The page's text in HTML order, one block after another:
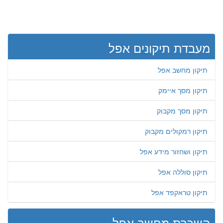
מעבדת תיקונים אפל
תיקון מחשב אפל
תיקון מסך איימק
תיקון מסך מקבוק
תיקון רמקולים מקבוק
תיקון ושחזור מידע אפל
תיקון סוללה אפל
תיקון טראקפד אפל